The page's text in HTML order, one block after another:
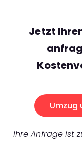
Jetzt
Umzug
Ihre Anfrage ist